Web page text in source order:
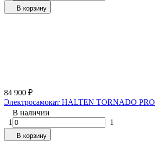
В корзину
84 900 ₽
Электросамокат HALTEN TORNADO PRO
В наличии
1
1
В корзину